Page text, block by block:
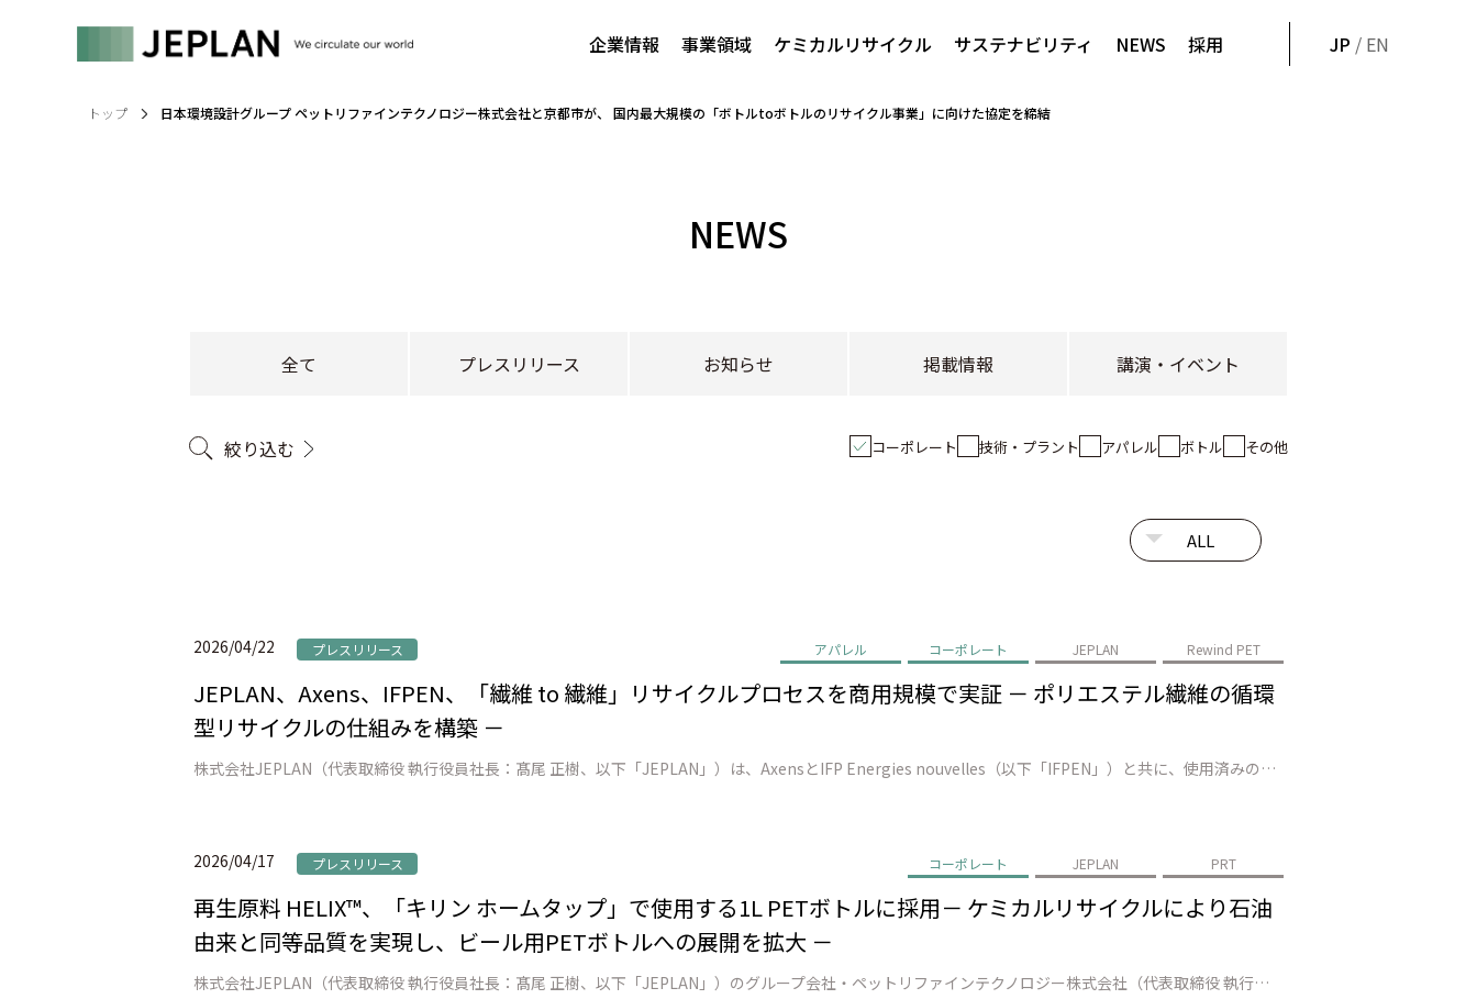
企業情報 事業領域 ケミカルリサイクル サステナビリティ NEWS 採用 JP / EN
トップ 日本環境設計グループ ペットリファインテクノロジー株式会社と京都市が、 国内最大規模の「ボトルtoボトルのリサイクル事業」に向けた協定を締結
NEWS
全て プレスリリース お知らせ 掲載情報 講演・イベント
絞り込む コーポレート 技術・プラント アパレル ボトル その他
2026/04/22 プレスリリース アパレル コーポレート JEPLAN Rewind PET
JEPLAN、Axens、IFPEN、「繊維 to 繊維」リサイクルプロセスを商用規模で実証 － ポリエステル繊維の循環
型リサイクルの仕組みを構築 －
株式会社JEPLAN（代表取締役 執行役員社長：髙尾 正樹、以下「JEPLAN」）は、AxensとIFP Energies nouvelles（以下「IFPEN」）と共に、使用済みの繊維廃棄物数十トンを準商用設備（福岡県北九州市）でリサイクルし、100%廃棄ポリエステルから再生された モノマー*1の製造に成功しました。…
2026/04/17 プレスリリース コーポレート JEPLAN PRT
再生原料 HELIX™、「キリン ホームタップ」で使用する1L PETボトルに採用－ ケミカルリサイクルにより石油
由来と同等品質を実現し、ビール用PETボトルへの展開を拡大 －
株式会社JEPLAN（代表取締役 執行役員社長：髙尾 正樹、以下「JEPLAN」）のグループ会社・ペットリファインテクノロジー株式会社（代表取締役 執行役員社長：伊賀 大悟、以下「ペットリファインテクノロジー」）が製造・販売する再生原料「HELIX™」は、キリンビール株式会社（代表取締役社長：堀口 英樹、以下「キリンビ…